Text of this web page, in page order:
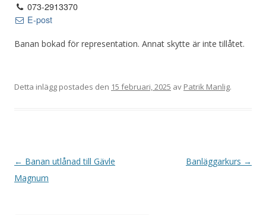
073-2913370
E-post
Banan bokad för representation. Annat skytte är inte tillåtet.
Detta inlägg postades den 15 februari, 2025 av Patrik Manlig.
I
n
← Banan utlånad till Gävle
Magnum
Banläggarkurs →